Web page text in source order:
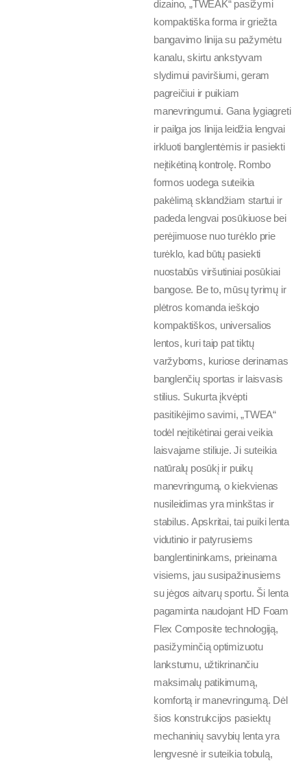
dizaino, „TWEAK“ pasižymi
kompaktiška forma ir griežta
bangavimo linija su pažymėtu
kanalu, skirtu ankstyvam
slydimui paviršiumi, geram
pagreičiui ir puikiam
manevringumui. Gana lygiagreti
ir pailga jos linija leidžia lengvai
irkluoti banglentėmis ir pasiekti
neįtikėtiną kontrolę. Rombo
formos uodega suteikia
pakėlimą sklandžiam startui ir
padeda lengvai posūkiuose bei
perėjimuose nuo turėklo prie
turėklo, kad būtų pasiekti
nuostabūs viršutiniai posūkiai
bangose. Be to, mūsų tyrimų ir
plėtros komanda ieškojo
kompaktiškos, universalios
lentos, kuri taip pat tiktų
varžyboms, kuriose derinamas
banglenčių sportas ir laisvasis
stilius. Sukurta įkvėpti
pasitikėjimo savimi, „TWEA“
todėl neįtikėtinai gerai veikia
laisvajame stiliuje. Ji suteikia
natūralų posūkį ir puikų
manevringumą, o kiekvienas
nusileidimas yra minkštas ir
stabilus. Apskritai, tai puiki lenta
vidutinio ir patyrusiems
banglentininkams, prieinama
visiems, jau susipažinusiems
su jėgos aitvarų sportu. Ši lenta
pagaminta naudojant HD Foam
Flex Composite technologiją,
pasižyminčią optimizuotu
lankstumu, užtikrinančiu
maksimalų patikimumą,
komfortą ir manevringumą. Dėl
šios konstrukcijos pasiektų
mechaninių savybių lenta yra
lengvesnė ir suteikia tobulą,